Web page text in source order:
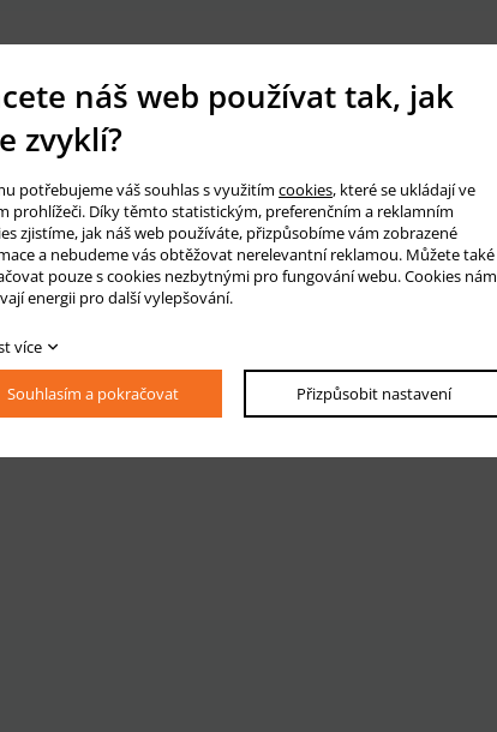
náš web používat tak, jak
zvyklí?
potřebujeme váš souhlas s využitím cookies, které se ukládají ve
prohlížeči. Díky těmto statistickým, preferenčním a reklamním
zjistíme, jak náš web používáte, přizpůsobíme vám zobrazené
a nebudeme vás obtěžovat nerelevantní reklamou. Můžete také
pouze s cookies nezbytnými pro fungování webu. Cookies nám
energii pro další vylepšování.
více
Souhlasím a pokračovat Přizpůsobit nastavení